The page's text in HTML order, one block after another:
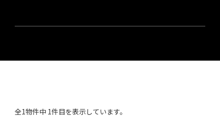
全1物件中 1件目を表示しています。